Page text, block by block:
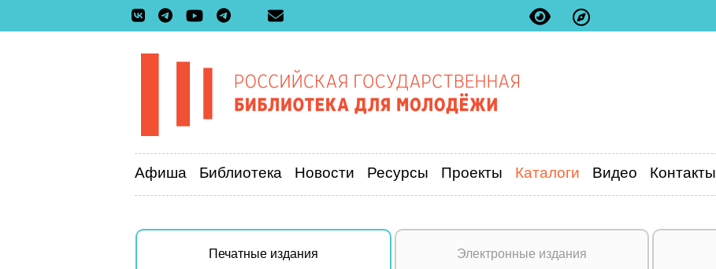
Афиша Библиотека Новости Ресурсы Проекты Каталоги Видео Контакты
Печатные издания Электронные издания